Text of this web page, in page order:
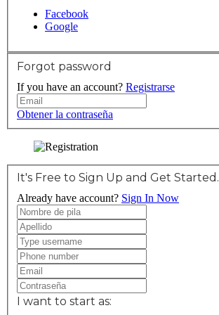
Facebook
Google
Forgot password
If you have an account? Registrarse
Obtener la contraseña
It's Free to Sign Up and Get Started.
Already have account? Sign In Now
I want to start as: